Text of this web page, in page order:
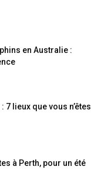
en Australie :
7 lieux que vous n’êtes
à Perth, pour un été